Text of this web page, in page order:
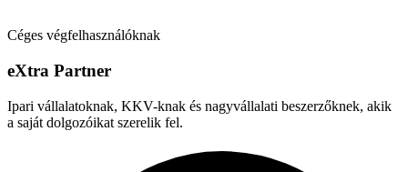
Céges végfelhasználóknak
eXtra Partner
Ipari vállalatoknak, KKV-knak és nagyvállalati beszerzőknek, akik
a saját dolgozóikat szerelik fel.